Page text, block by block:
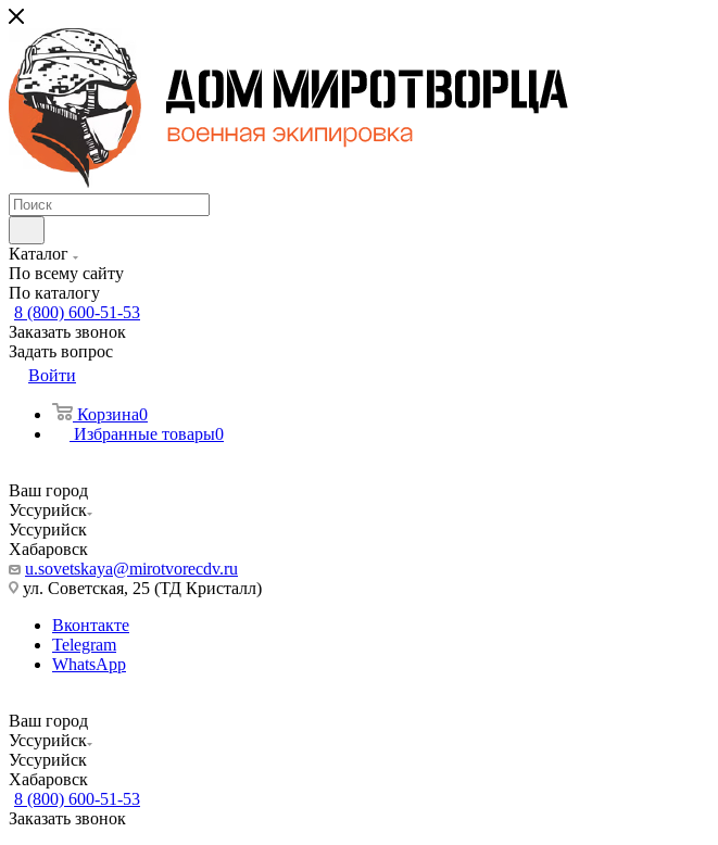
Каталог
По всему сайту
По каталогу
8 (800) 600-51-53
Заказать звонок
Задать вопрос
Войти
Корзина0
Избранные товары0
Ваш город
Уссурийск
Уссурийск
Хабаровск
u.sovetskaya@mirotvorecdv.ru
ул. Советская, 25 (ТД Кристалл)
Вконтакте
Telegram
WhatsApp
Ваш город
Уссурийск
Уссурийск
Хабаровск
8 (800) 600-51-53
Заказать звонок